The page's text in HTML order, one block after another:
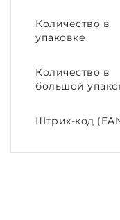
Количество в
упаковке
Количество в
большой
Штрих-код